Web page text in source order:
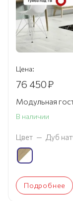
Цена:
76 450₽
Модульная
В наличии
Цвет — Дуб
Подробнее